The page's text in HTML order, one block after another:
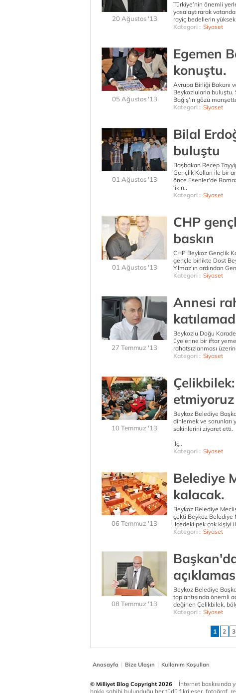
20 Ağustos '13
Türkiye’nin önemli
yasalaştırarak
rayiç bedellerin
Kategori : Siyaset
05 Ağustos '13
Egemen
konuştu.
Avrupa Birliği Bakanı
Beykozlularla buluştu.
Bağış’ın gözü
Kategori : Siyaset
01 Ağustos '13
Bilal
buluştu
Başbakan Recep
Gençlik Kolları ile bir
önce Esenler'de
‘ikin..
Kategori : Siyaset
01 Ağustos '13
CHP
baskın
CHP Beykoz Gençlik
gençle birlikte Dost
Yılmaz'ın ardından
Kategori : Siyaset
27 Temmuz '13
Annesi
Beykozlu Doğu
üyelerine bir iftar
rahatsızlanması
Kategori : Siyaset
10 Temmuz '13
etmiyoruz
Beykoz Belediye
dinlemek ve sorunları
sakinlerini ziyaret etti.
İlç..
Kategori : Siyaset
06 Temmuz '13
Belediye
kalacak.
Beykoz Belediye
çekti Beykoz Belediye
ilçedeki pek çok kişiyi
Kategori : Siyaset
08 Temmuz '13
Beykoz Belediye
toplantısında önemli
değinen Çelikbilek,
Kategori : Siyaset
1 2 3
Anasayfa | Bize Ulaşın | Kullanım Koşulları
© Milliyet Blog Copyright 2026
İnternet
hakkı sahibi bulunduğu her türlü fikri eser, fotoğraf,